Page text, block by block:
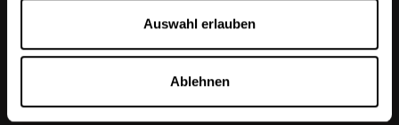
Auswahl erlauben
Ablehnen